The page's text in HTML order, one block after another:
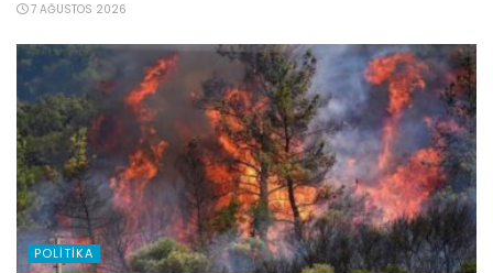
7 AĞUSTOS 2026
POLITIKA